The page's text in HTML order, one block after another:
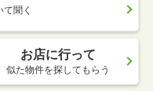
て聞く
お店に行って
似た物件を探してもらう